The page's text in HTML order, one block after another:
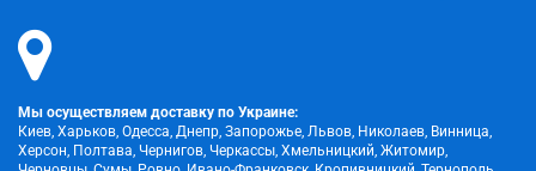
Мы осуществляем доставку по Украине:
Киев, Харьков, Одесса, Днепр, Запорожье, Львов, Николаев, Винница,
Херсон, Полтава, Чернигов, Черкассы, Хмельницкий, Житомир,